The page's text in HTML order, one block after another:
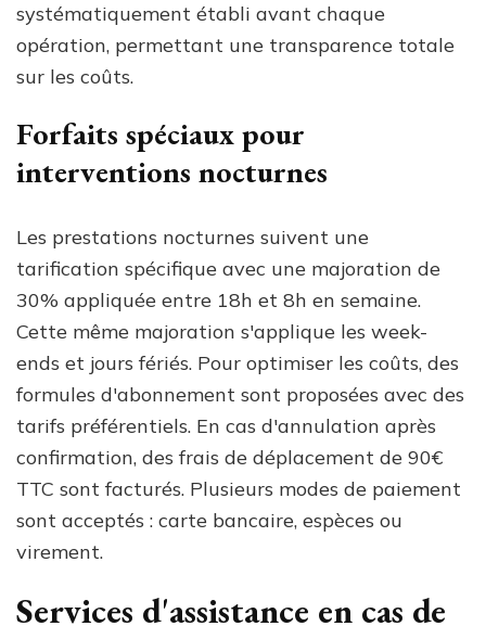
systématiquement établi avant chaque
opération, permettant une transparence totale
sur les coûts.
Forfaits spéciaux pour
interventions nocturnes
Les prestations nocturnes suivent une
tarification spécifique avec une majoration de
30% appliquée entre 18h et 8h en semaine.
Cette même majoration s'applique les week-
ends et jours fériés. Pour optimiser les coûts, des
formules d'abonnement sont proposées avec des
tarifs préférentiels. En cas d'annulation après
confirmation, des frais de déplacement de 90€
TTC sont facturés. Plusieurs modes de paiement
sont acceptés : carte bancaire, espèces ou
virement.
Services d'assistance en cas de